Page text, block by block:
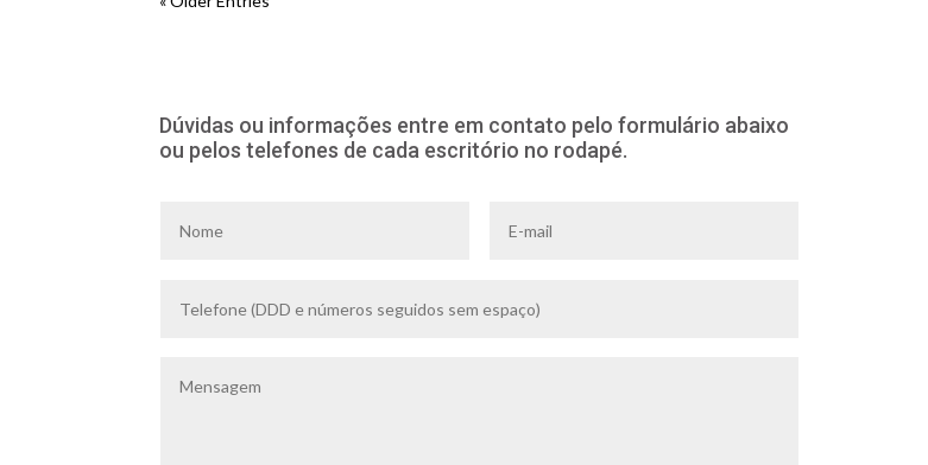
Dúvidas ou informações entre em contato pelo formulário abaixo
ou pelos telefones de cada escritório no rodapé.